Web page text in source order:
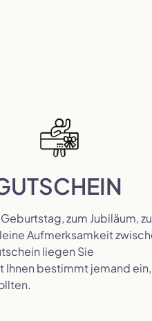
zum Jubiläum,
Aufmerksamkeit
liegen Sie
Ihnen bestimmt jemand